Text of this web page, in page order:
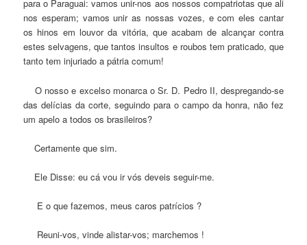
para o Paraguai: vamos unir-nos aos nossos compatriotas que ali
nos esperam; vamos unir as nossas vozes, e com eles cantar
os hinos em louvor da vitória, que acabam de alcançar contra
estes selvagens, que tantos insultos e roubos tem praticado, que
tanto tem injuriado a pátria comum!
O nosso e excelso monarca o Sr. D. Pedro II, despregando-se
das delícias da corte, seguindo para o campo da honra, não fez
um apelo a todos os brasileiros?
Certamente que sim.
Ele Disse: eu cá vou ir vós deveis seguir-me.
E o que fazemos, meus caros patrícios ?
Reuni-vos, vinde alistar-vos; marchemos !